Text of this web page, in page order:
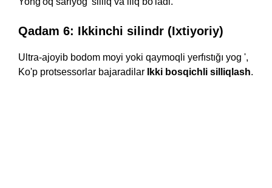
Qadam 6: Ikkinchi silindr (Ixtiyoriy)
Ultra-ajoyib bodom moyi yoki qaymoqli yerfıstığı yog ',
Ko'p protsessorlar bajaradilar
Ikki bosqichli silliqlash.